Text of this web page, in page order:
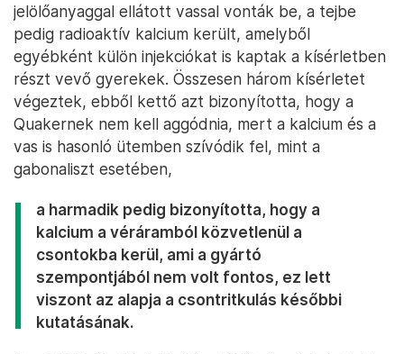
jelölőanyaggal ellátott vassal vonták be, a tejbe
pedig radioaktív kalcium került, amelyből
egyébként külön injekciókat is kaptak a kísérletben
részt vevő gyerekek. Összesen három kísérletet
végeztek, ebből kettő azt bizonyította, hogy a
Quakernek nem kell aggódnia, mert a kalcium és a
vas is hasonló ütemben szívódik fel, mint a
gabonaliszt esetében,
a harmadik pedig bizonyította, hogy a
kalcium a véráramból közvetlenül a
csontokba kerül, ami a gyártó
szempontjából nem volt fontos, ez lett
viszont az alapja a csontritkulás későbbi
kutatásának.